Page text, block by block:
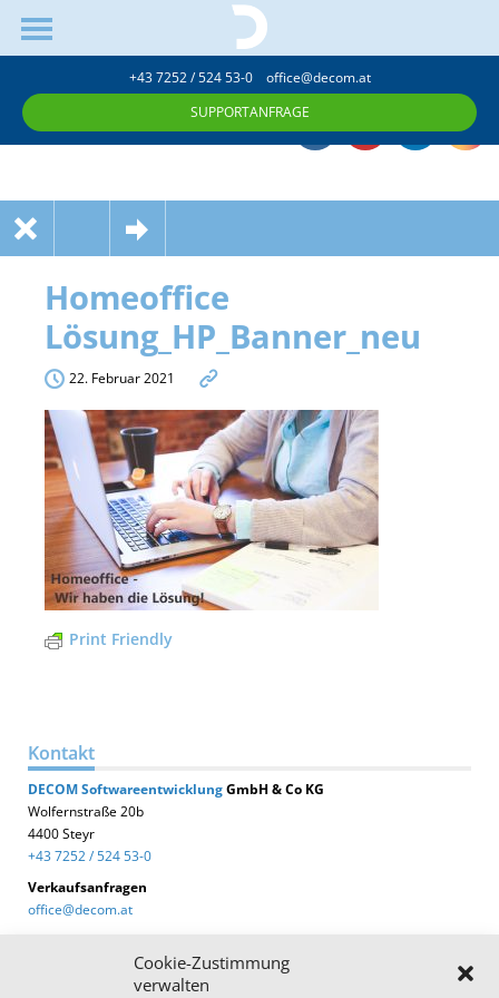
Cookie-Zustimmung
verwalten
+43 7252 / 524 53-0 office@decom.at
SUPPORTANFRAGE
Homeoffice
Lösung_HP_Banner_neu
22. Februar 2021
Print Friendly
Kontakt
DECOMSoftwareentwicklungGmbH & Co KG
Wolfernstraße 20b
4400 Steyr
+43 7252 / 524 53-0
Verkaufsanfragen
office@decom.at